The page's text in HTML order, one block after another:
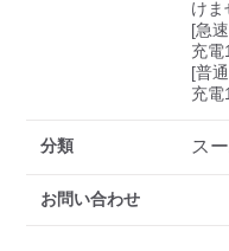
けま
[急
充電
[普
充電
分類 ス
お問い合わせ